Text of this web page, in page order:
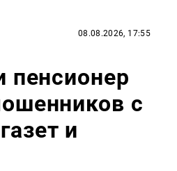
08.08.2026, 17:55
пенсионер
с
и